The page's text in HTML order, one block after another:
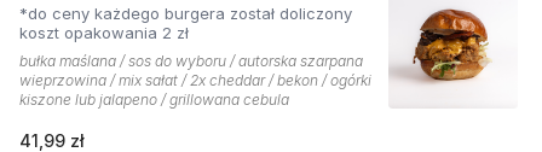
*do ceny każdego burgera został doliczony
koszt opakowania 2 zł
bułka maślana / sos do wyboru / autorska szarpana
wieprzowina / mix sałat / 2x cheddar / bekon / ogórki
kiszone lub jalapeno / grillowana cebula
41,99 zł